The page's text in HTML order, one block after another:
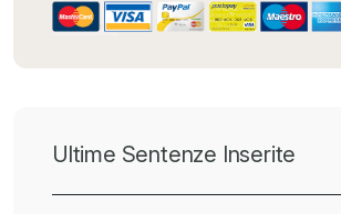
Ultime Sentenze Inserite